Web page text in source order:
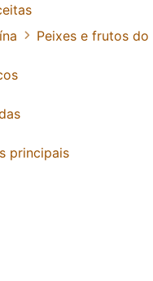
Peixes e frutos do
principais